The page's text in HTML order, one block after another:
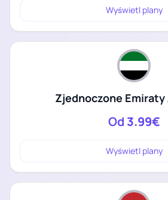
Wyświetl plany
Zjednoczone Emiraty
Od 3.99€
Wyświetl plany